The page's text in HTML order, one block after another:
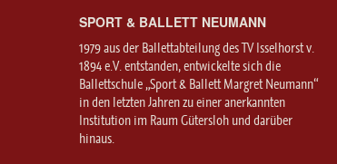
SPORT & BALLETT NEUMANN
1979 aus der Ballettabteilung des TV Isselhorst v.
1894 e.V. entstanden, entwickelte sich die
Ballettschule „Sport & Ballett Margret Neumann“
in den letzten Jahren zu einer anerkannten
Institution im Raum Gütersloh und darüber
hinaus.